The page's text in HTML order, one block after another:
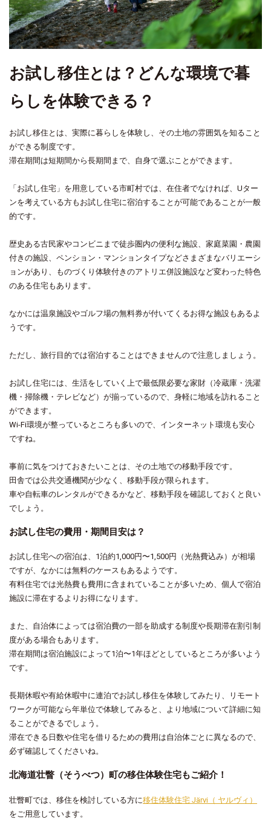
お試し移住とは？どんな環境で暮
らしを体験できる？
お試し移住とは、実際に暮らしを体験し、その土地の雰囲気を知ること
ができる制度です。
滞在期間は短期間から長期間まで、自身で選ぶことができます。
「お試し住宅」を用意している市町村では、在住者でなければ、Uター
ンを考えている方もお試し住宅に宿泊することが可能であることが一般
的です。
歴史ある古民家やコンビニまで徒歩圏内の便利な施設、家庭菜園・農園
付きの施設、ペンション・マンションタイプなどさまざまなバリエーシ
ョンがあり、ものづくり体験付きのアトリエ併設施設など変わった特色
のある住宅もあります。
なかには温泉施設やゴルフ場の無料券が付いてくるお得な施設もあるよ
うです。
ただし、旅行目的では宿泊することはできませんので注意しましょう。
お試し住宅には、生活をしていく上で最低限必要な家財（冷蔵庫・洗濯
機・掃除機・テレビなど）が揃っているので、身軽に地域を訪れること
ができます。
Wi-Fi環境が整っているところも多いので、インターネット環境も安心
ですね。
事前に気をつけておきたいことは、その土地での移動手段です。
田舎では公共交通機関が少なく、移動手段が限られます。
車や自転車のレンタルができるかなど、移動手段を確認しておくと良い
でしょう。
お試し住宅の費用・期間目安は？
お試し住宅への宿泊は、1泊約1,000円〜1,500円（光熱費込み）が相場
ですが、なかには無料のケースもあるようです。
有料住宅では光熱費も費用に含まれていることが多いため、個人で宿泊
施設に滞在するよりお得になります。
また、自治体によっては宿泊費の一部を助成する制度や長期滞在割引制
度がある場合もあります。
滞在期間は宿泊施設によって1泊〜1年ほどとしているところが多いよう
です。
長期休暇や有給休暇中に連泊でお試し移住を体験してみたり、リモート
ワークが可能なら年単位で体験してみると、より地域について詳細に知
ることができるでしょう。
滞在できる日数や住宅を借りるための費用は自治体ごとに異なるので、
必ず確認してくださいね。
北海道壮瞥（そうべつ）町の移住体験住宅もご紹介！
壮瞥町では、移住を検討している方に移住体験住宅 Järvi （ ヤルヴィ ）
をご用意しています。